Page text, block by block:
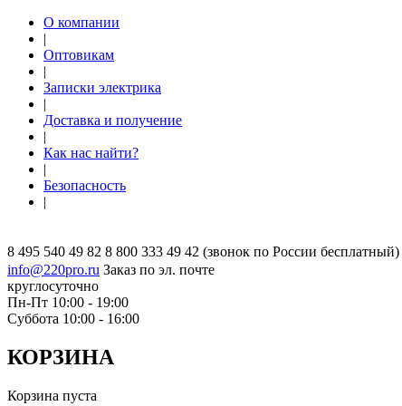
О компании
|
Оптовикам
|
Записки электрика
|
Доставка и получение
|
Как нас найти?
|
Безопасность
|
8 495 540 49 82 8 800 333 49 42 (звонок по России бесплатный)
info@220pro.ru Заказ по эл. почте
круглосуточно
Пн-Пт 10:00 - 19:00
Суббота 10:00 - 16:00
КОРЗИНА
Корзина пуста